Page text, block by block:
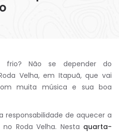
frio? Não se depender do
Velha, em Itapuã, que vai
muita música e sua boa
responsabilidade de aquecer a
Roda Velha. Nesta quarta-